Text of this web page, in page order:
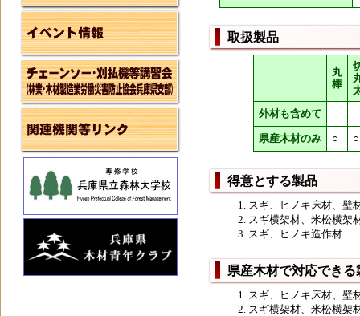
取扱製品
丸
棒
外材も含めて
県産木材のみ ○ ○
得意とする製品
スギ、ヒノキ床材、壁
スギ横架材、米松横架
スギ、ヒノキ造作材
県産木材で対応できる
スギ、ヒノキ床材、壁
スギ横架材、米松横架